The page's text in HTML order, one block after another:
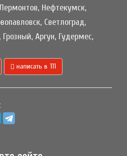
Нефтекумск,
Светлоград,
Аргун, Гудермес,
написать в ТП